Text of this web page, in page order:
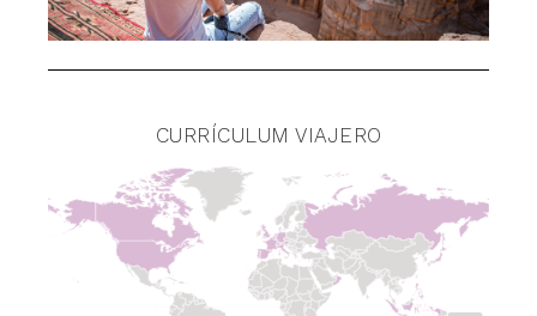
CURRÍCULUM VIAJERO